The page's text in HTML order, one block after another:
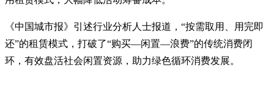
《中国城市报》引述行业分析人士报道，“按需取用、用完即
还”的租赁模式，打破了“购买—闲置—浪费”的传统消费闭
环，有效盘活社会闲置资源，助力绿色循环消费发展。